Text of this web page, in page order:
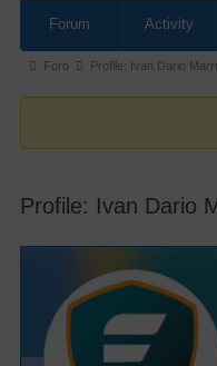
Forum Activity
Foro Profile: Ivan Dario
Profile: Ivan Dario